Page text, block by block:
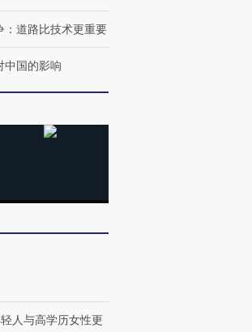
】寻找100种
CFO：不靠规模取胜，华
：道路比技术更重要
中国的影响
人与高学历女性更